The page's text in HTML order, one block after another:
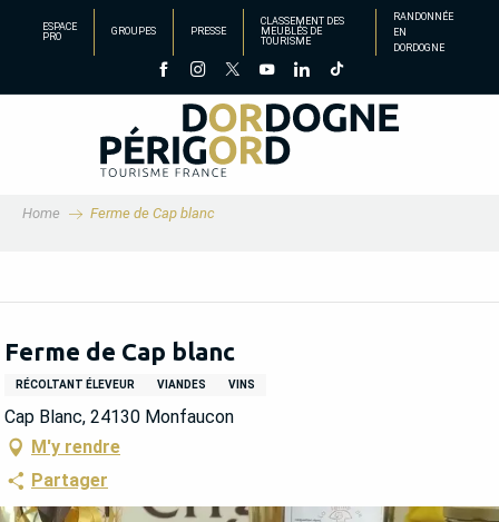
principal
ESPACE
PRO
GROUPES PRESSE
CLASSEMENT DES
MEUBLÉS DE
TOURISME
RANDONNÉE
EN
DORDOGNE
Home Ferme de Cap blanc
Ferme de Cap blanc
RÉCOLTANT ÉLEVEUR VIANDES VINS
Cap Blanc, 24130 Monfaucon
M'y rendre
Partager